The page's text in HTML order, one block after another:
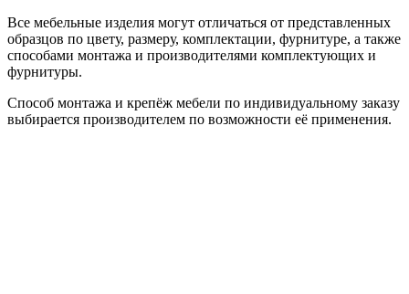
Все мебельные изделия могут отличаться от представленных
образцов по цвету, размеру, комплектации, фурнитуре, а также
способами монтажа и производителями комплектующих и
фурнитуры.
Способ монтажа и крепёж мебели по индивидуальному заказу
выбирается производителем по возможности её применения.